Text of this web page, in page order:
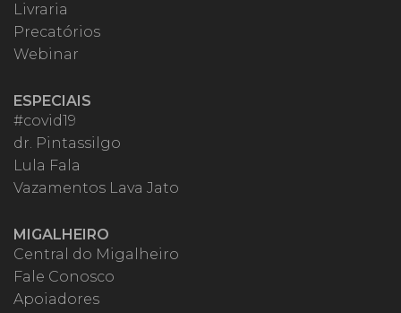
Livraria
Precatórios
Webinar
ESPECIAIS
#covid19
dr. Pintassilgo
Lula Fala
Vazamentos Lava Jato
MIGALHEIRO
Central do Migalheiro
Fale Conosco
Apoiadores